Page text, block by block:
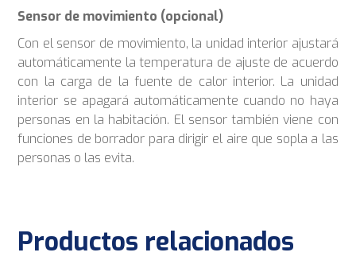
Sensor de movimiento (opcional)
Con el sensor de movimiento, la unidad interior ajustará
automáticamente la temperatura de ajuste de acuerdo
con la carga de la fuente de calor interior. La unidad
interior se apagará automáticamente cuando no haya
personas en la habitación. El sensor también viene con
funciones de borrador para dirigir el aire que sopla a las
personas o las evita.
Productos relacionados